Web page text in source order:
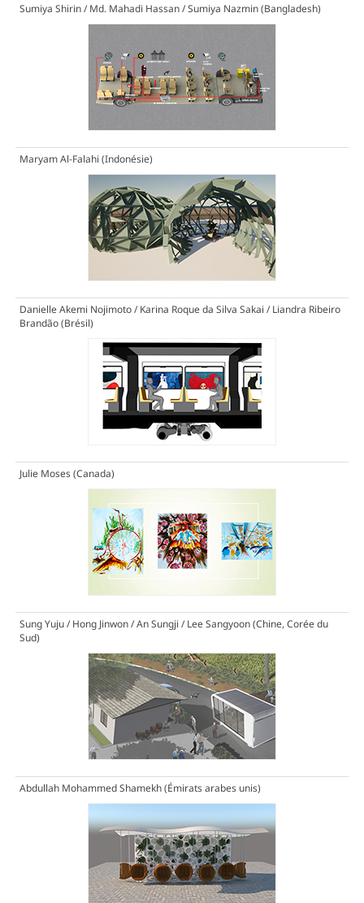
Sumiya Shirin / Md. Mahadi Hassan / Sumiya Nazmin (Bangladesh)
Maryam Al-Falahi (Indonésie)
Danielle Akemi Nojimoto / Karina Roque da Silva Sakai / Liandra Ribeiro
Brandão (Brésil)
Julie Moses (Canada)
Sung Yuju / Hong Jinwon / An Sungji / Lee Sangyoon (Chine, Corée du
Sud)
Abdullah Mohammed Shamekh (Émirats arabes unis)